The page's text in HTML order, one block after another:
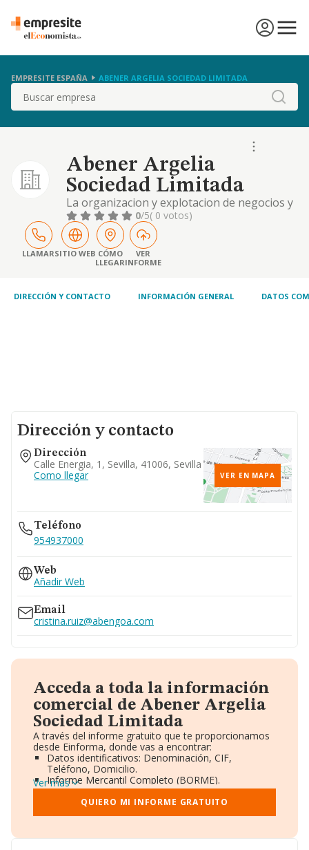
EMPRESITE ESPAÑA ABENER ARGELIA SOCIEDAD LIMITADA
Buscar
Abener Argelia
Sociedad Limitada
La organizacion y explotacion de negocios y
actividades tanto en espana como en el
extranjero, que guarden relacion con la
promocion o utilizacion de fuentes de
energia renovables o mejoras de eficiencia
energetica de pr
0/5( 0 votos)
LLAMARSITIO WEB CÓMO
LLEGAR
VER
INFORME
DIRECCIÓN Y CONTACTO INFORMACIÓN GENERAL DATOS
Dirección y contacto
Dirección
Calle Energia, 1, Sevilla, 41006, Sevilla
Como llegar
VER EN MAPA
Teléfono
954937000
Web
Añadir Web
Email
cristina.ruiz@abengoa.com
Acceda a toda la información
comercial de Abener Argelia
Sociedad Limitada
A través del informe gratuito que te proporcionamos
desde Einforma, donde vas a encontrar:
Datos identificativos: Denominación, CIF,
Teléfono, Domicilio.
Informe Mercantil Completo (BORME).
Gráficos de Evolución Ventas y Empleados.
Consejo de Administración y Administradores.
Directivos y Ejecutivos.
Ver más
QUIERO MI INFORME GRATUITO